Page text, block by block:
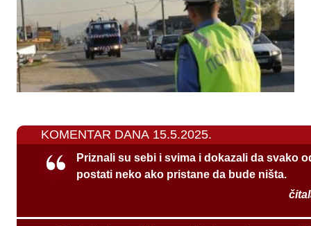
KOMENTAR DANA 15.5.2025.
Priznali su sebi i svima i dokazali da svako
postati neko ako pristane da bude ništa.